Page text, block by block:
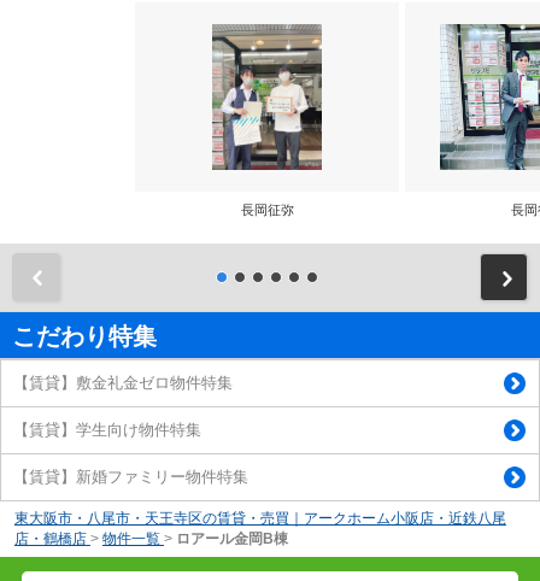
長岡征弥 長岡
こだわり特集
【賃貸】敷金礼金ゼロ物件特集
【賃貸】学生向け物件特集
【賃貸】新婚ファミリー物件特集
東大阪市・八尾市・天王寺区の賃貸・売買｜アークホーム小阪店・近鉄八尾
店・鶴橋店 > 物件一覧 > ロアール金岡B棟